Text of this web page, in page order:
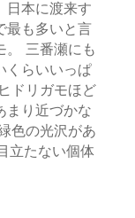
日本に渡来す
最も多いと言
。 三番瀬にも
くらいいっぱ
ドリガモほど
まり近づかな
色の光沢があ
立たない個体